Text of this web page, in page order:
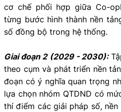
cơ chế phối hợp giữa Co-
từng bước hình thành nền
số đồng bộ trong hệ thống.
Giai đoạn 2 (2029 - 2030):
theo cụm và phát triển nền
đoạn có ý nghĩa quan trọng
lựa chọn nhóm QTDND có
thí điểm các giải pháp số,